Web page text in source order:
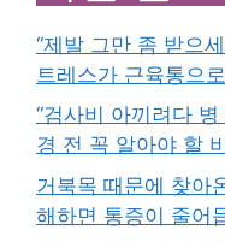
“제발 그만 좀 받으
트레스가 근육통으
“검사비 아끼려다
경 전 꼭 알아야 할
거북목 때문에 찾아
해하면 통증이 줄어